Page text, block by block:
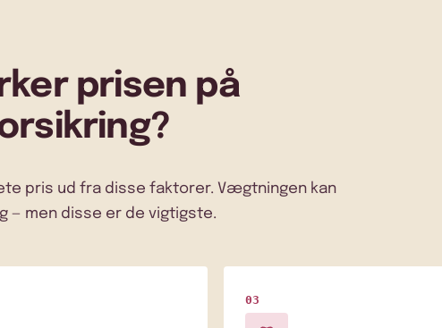
prisen på
pris ud fra disse faktorer. Vægtningen kan
— men disse er de vigtigste.
03